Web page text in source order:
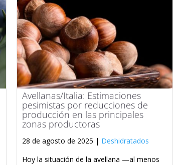
Avellanas/Italia: Estimaciones
pesimistas por reducciones de
producción en las principales
zonas productoras
28 de agosto de 2025 | Deshidratados
Hoy la situación de la avellana —al menos